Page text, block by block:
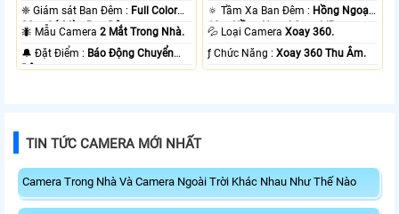
❈ Giám sát Ban Đêm : Full Color
20m Có Màu Ban Ðêm.
🐜 Mẫu Camera2 Mắt Trong Nhà.
️🔔 Đặt Điểm : Báo Động Chuyển
Động.
🔅 Tầm Xa Ban Đêm : Hồng Ngoại
10m Hồng Ngoại Smart IR.
💦 Loại CameraXoay 360.
️ƒ Chức Năng :Xoay 360 Thu Âm.
TIN TỨC CAMERA MỚI NHẤT
Camera Trong Nhà Và Camera Ngoài Trời Khác Nhau Như Thế Nào